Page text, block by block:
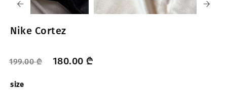
Nike Cortez
199.00₾ 180.00 ₾
size